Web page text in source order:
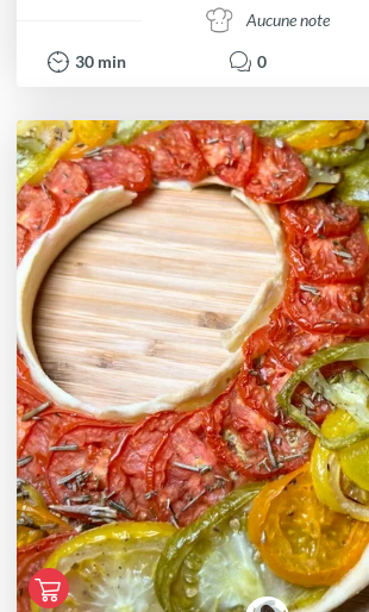
Aucune note
30 min 0